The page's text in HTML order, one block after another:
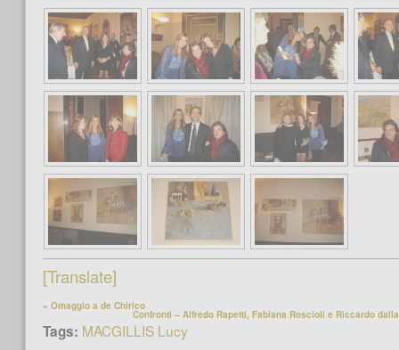
[Translate]
« Omaggio a de Chirico
Confronti – Alfredo Rapetti, Fabiana Roscioli e Riccardo
Tags: MACGILLIS Lucy